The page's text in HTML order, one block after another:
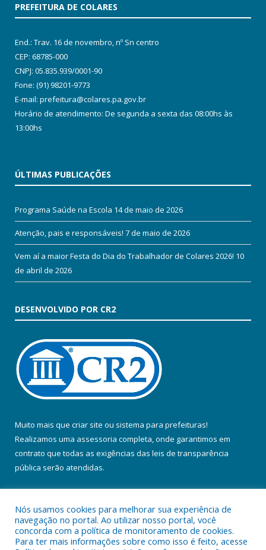
PREFEITURA DE COLARES
End.: Trav. 16 de novembro, nº Sn centro
CEP: 68785-000
CNPJ: 05.835.939/0001-90
Fone: (91) 98201-9773
E-mail: prefeitura@colares.pa.gov.br
Horário de atendimento: De segunda a sexta das 08:00hs às
13:00hs
ÚLTIMAS PUBLICAÇÕES
Programa Saúde na Escola 14 de maio de 2026
Atenção, pais e responsáveis! 7 de maio de 2026
Vem aí a maior Festa do Dia do Trabalhador de Colares 2026! 10
de abril de 2026
DESENVOLVIDO POR CR2
Muito mais que criar site ou sistema para prefeituras!
Realizamos uma assessoria completa, onde garantimos em
contrato que todas as exigências das leis de transparência
pública serão atendidas.
Nós usamos cookies para melhorar sua experiência de
navegação no portal. Ao utilizar nosso portal, você
concorda com a política de monitoramento de cookies.
Para ter mais informações sobre como isso é feito, acesse